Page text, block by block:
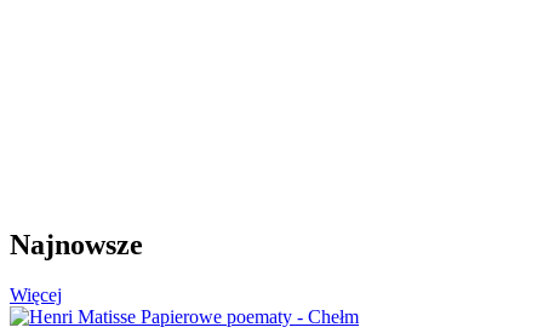
Najnowsze
Więcej